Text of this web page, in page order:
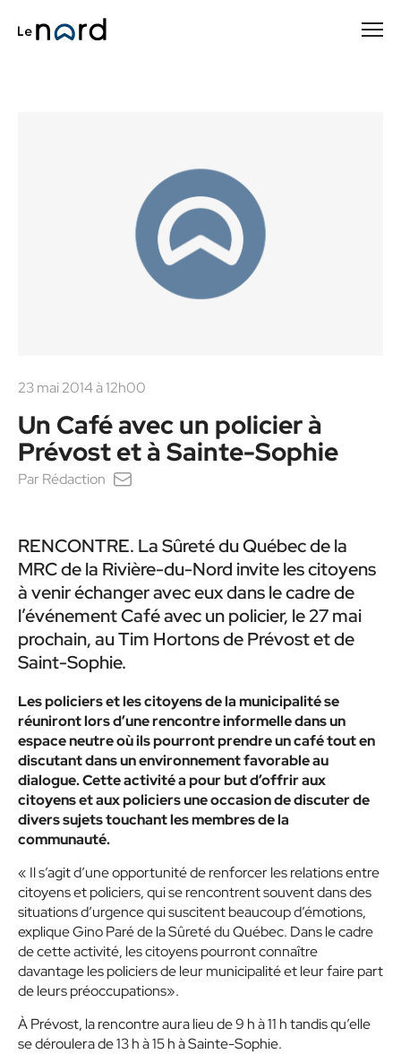
23 mai 2014 à 12h00
Un Café avec un policier à
Prévost et à Sainte-Sophie
Par Rédaction
RENCONTRE. La Sûreté du Québec de la
MRC de la Rivière-du-Nord invite les citoyens
à venir échanger avec eux dans le cadre de
l’événement Café avec un policier, le 27 mai
prochain, au Tim Hortons de Prévost et de
Saint-Sophie.
Les policiers et les citoyens de la municipalité se
réuniront lors d’une rencontre informelle dans un
espace neutre où ils pourront prendre un café tout en
discutant dans un environnement favorable au
dialogue. Cette activité a pour but d’offrir aux
citoyens et aux policiers une occasion de discuter de
divers sujets touchant les membres de la
communauté.
« Il s’agit d’une opportunité de renforcer les relations entre
citoyens et policiers, qui se rencontrent souvent dans des
situations d’urgence qui suscitent beaucoup d’émotions,
explique Gino Paré de la Sûreté du Québec. Dans le cadre
de cette activité, les citoyens pourront connaître
davantage les policiers de leur municipalité et leur faire part
de leurs préoccupations».
À Prévost, la rencontre aura lieu de 9 h à 11 h tandis qu’elle
se déroulera de 13 h à 15 h à Sainte-Sophie.